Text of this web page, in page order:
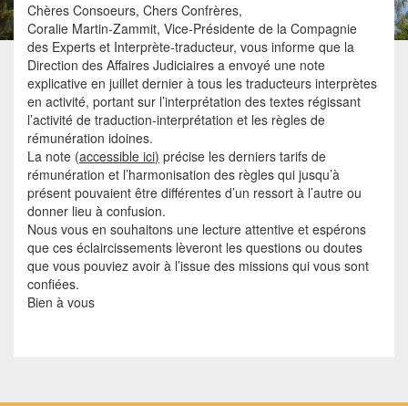
Chères Consoeurs, Chers Confrères,
Coralie Martin-Zammit, Vice-Présidente de la Compagnie
des Experts et Interprète-traducteur, vous informe que la
Direction des Affaires Judiciaires a envoyé une note
explicative en juillet dernier à tous les traducteurs interprètes
en activité, portant sur l’interprétation des textes régissant
l’activité de traduction-interprétation et les règles de
rémunération idoines.
La note (accessible ici) précise les derniers tarifs de
rémunération et l’harmonisation des règles qui jusqu’à
présent pouvaient être différentes d’un ressort à l’autre ou
donner lieu à confusion.
Nous vous en souhaitons une lecture attentive et espérons
que ces éclaircissements lèveront les questions ou doutes
que vous pouviez avoir à l’issue des missions qui vous sont
confiées.
Bien à vous